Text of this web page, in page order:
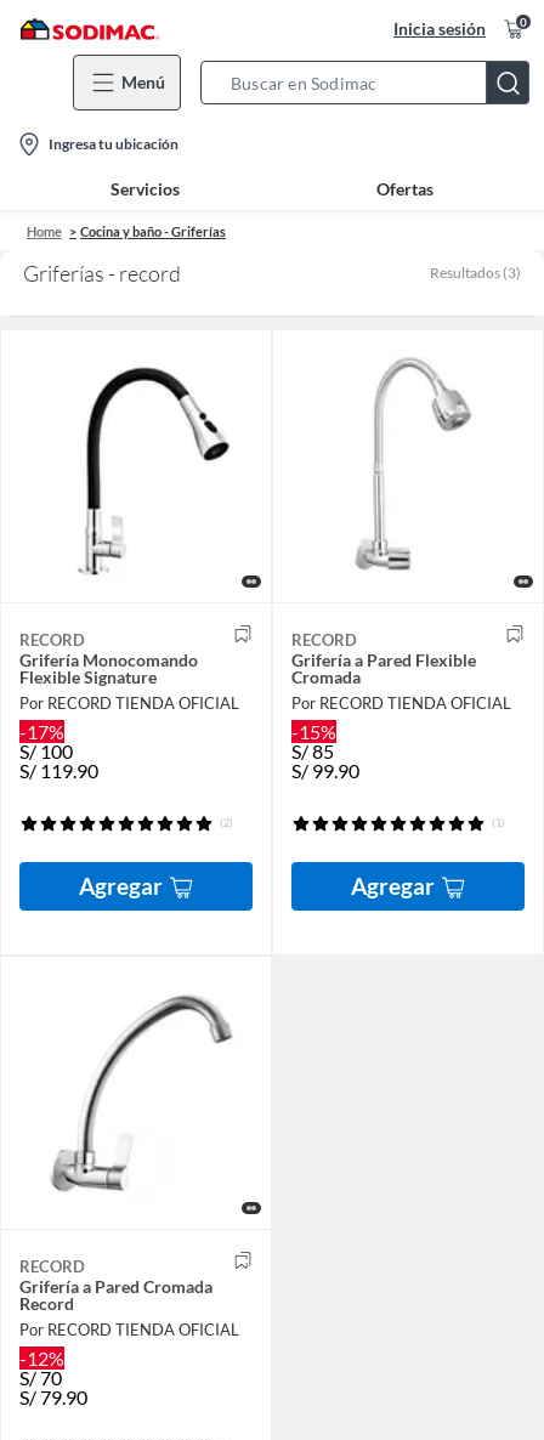
Inicia sesión 0
Menú
Bar
location-
icon
Ingresa tu ubicación
Servicios Ofertas
Home Cocina y baño - Griferías
Griferías - record Resultados (3)
RECORD
Grifería Monocomando
Flexible Signature
Por RECORD TIENDA OFICIAL
-17%
S/ 100
S/ 119.90
(2)
Agregar
RECORD
Grifería a Pared Flexible
Cromada
Por RECORD TIENDA OFICIAL
-15%
S/85
S/ 99.90
(1)
Agregar
RECORD
Grifería a Pared Cromada
Record
Por RECORD TIENDA OFICIAL
-12%
S/70
S/79.90